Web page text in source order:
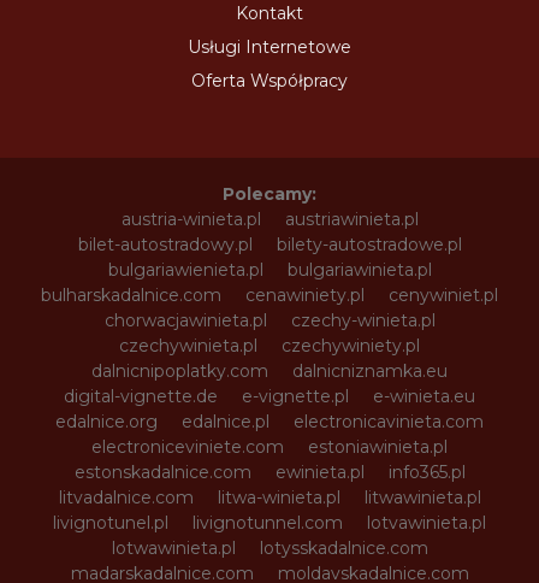
Kontakt
Usługi Internetowe
Oferta Współpracy
Polecamy:
austria-winieta.pl
austriawinieta.pl
bilet-autostradowy.pl
bilety-autostradowe.pl
bulgariawienieta.pl
bulgariawinieta.pl
bulharskadalnice.com
cenawiniety.pl
cenywiniet.pl
chorwacjawinieta.pl
czechy-winieta.pl
czechywinieta.pl
czechywiniety.pl
dalnicnipoplatky.com
dalnicniznamka.eu
digital-vignette.de
e-vignette.pl
e-winieta.eu
edalnice.org
edalnice.pl
electronicavinieta.com
electroniceviniete.com
estoniawinieta.pl
estonskadalnice.com
ewinieta.pl
info365.pl
litvadalnice.com
litwa-winieta.pl
litwawinieta.pl
livignotunel.pl
livignotunnel.com
lotvawinieta.pl
lotwawinieta.pl
lotysskadalnice.com
madarskadalnice.com
moldavskadalnice.com